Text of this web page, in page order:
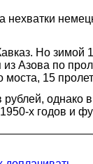
Но зимой
Азова по
15
х годов и